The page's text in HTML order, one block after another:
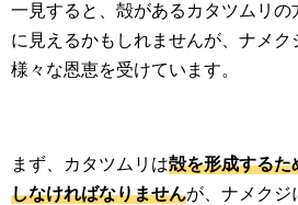
一見すると、殻があるカタツムリの
に見えるかもしれませんが、ナメ
様々な恩恵を受けています。
まず、カタツムリは殻を形成するた
しなければなりませんが、ナメクジ